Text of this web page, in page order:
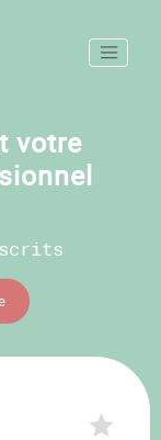
votre